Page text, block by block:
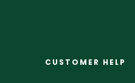
CUSTOMER HELP